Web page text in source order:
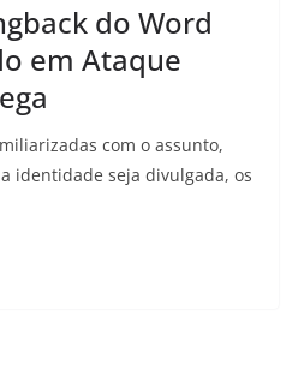
do Word
em Ataque
com o assunto,
identidade seja divulgada, os